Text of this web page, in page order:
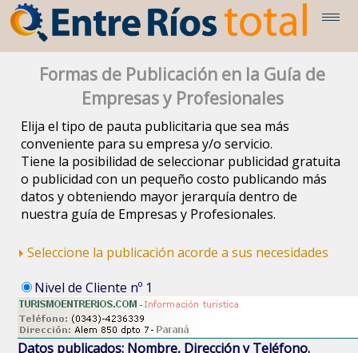
Formas de Publicación en la Guía de
Empresas y Profesionales
Elija el tipo de pauta publicitaria que sea más
conveniente para su empresa y/o servicio.
Tiene la posibilidad de seleccionar publicidad gratuita
o publicidad con un pequeño costo publicando más
datos y obteniendo mayor jerarquía dentro de
nuestra guía de Empresas y Profesionales.
Seleccione la publicación acorde a sus necesidades
Nivel de Cliente nº 1
Datos publicados: Nombre, Dirección y Teléfono.